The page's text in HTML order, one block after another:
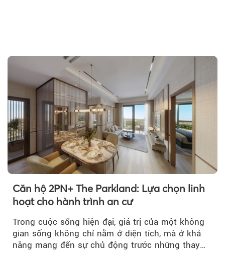
Theo Theo Báo Đất
Căn hộ 2PN+ The Parkland: Lựa chọn linh
hoạt cho hành trình an cư
Trong cuộc sống hiện đại, giá trị của một không
gian sống không chỉ nằm ở diện tích, mà ở khả
năng mang đến sự chủ động trước những thay